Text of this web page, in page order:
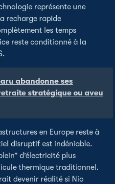
représente une
recharge rapide
les temps
reste conditionné à la
abandonne ses
stratégique ou aveu
en Europe reste à
disruptif est indéniable.
d’électricité plus
thermique traditionnel.
devenir réalité si Nio